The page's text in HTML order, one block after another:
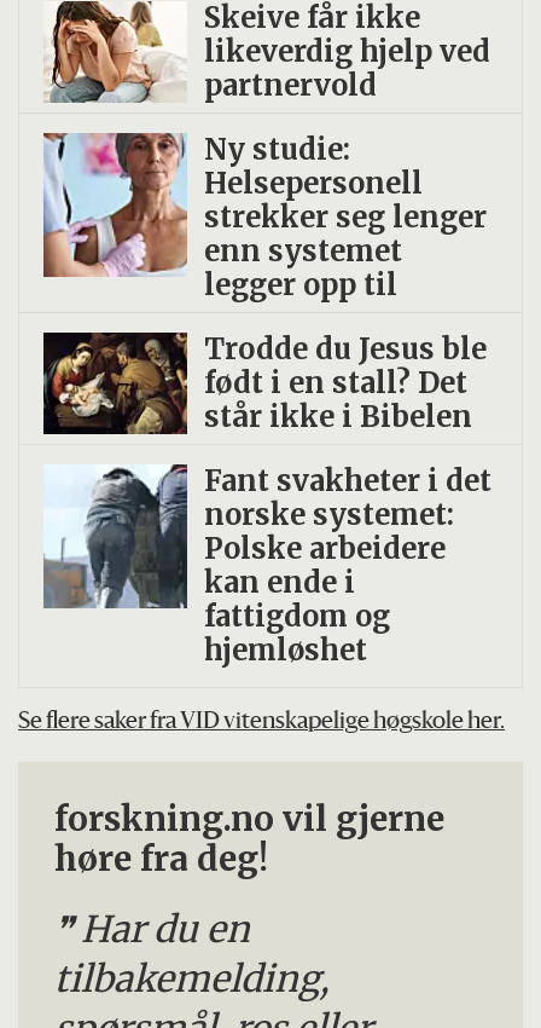
Skeive får ikke
likeverdig hjelp ved
partnervold
Ny studie:
Helsepersonell
strekker seg lenger
enn systemet
legger opp til
Trodde du Jesus ble
født i en stall? Det
står ikke i Bibelen
Fant svakheter i det
norske systemet:
Polske arbeidere
kan ende i
fattigdom og
hjemløshet
Se flere saker fra VID vitenskapelige høgskole her.
forskning.no vil gjerne
høre fra deg!
Har du en
tilbakemelding,